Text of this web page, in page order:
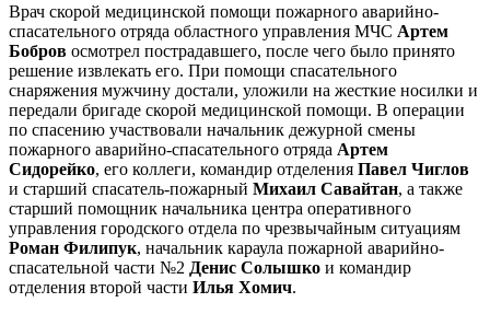
Врач скорой медицинской помощи пожарного аварийно-
спасательного отряда областного управления МЧС Артем
Бобров осмотрел пострадавшего, после чего было принято
решение извлекать его. При помощи спасательного
снаряжения мужчину достали, уложили на жесткие носилки и
передали бригаде скорой медицинской помощи. В операции
по спасению участвовали начальник дежурной смены
пожарного аварийно-спасательного отряда Артем
Сидорейко, его коллеги, командир отделения Павел Чиглов
и старший спасатель-пожарный Михаил Савайтан, а также
старший помощник начальника центра оперативного
управления городского отдела по чрезвычайным ситуациям
Роман Филипук, начальник караула пожарной аварийно-
спасательной части №2 Денис Солышко и командир
отделения второй части Илья Хомич.